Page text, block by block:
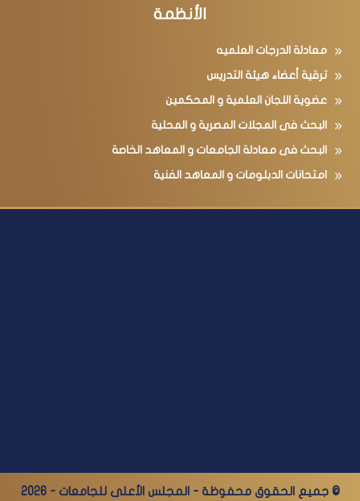
الأنظمة
معادلة الدرجات العلميه
ترقية أعضاء هيئة التدريس
عضوية اللجان العلمية و المحكمين
البحث فى المجلات المصرية و المحلية
البحث فى معادلة الجامعات و المعاهد الخاصة
امتحانات الدبلومات و المعاهد الفنية
© جميع الحقوق محفوظة - المجلس الأعلى للجامعات - 2026